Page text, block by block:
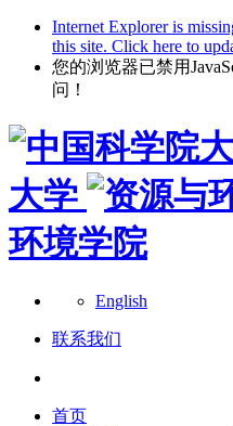
Internet Explorer is
this site. Click here to
您的浏览器已禁用
问！
大学
环境学院
English
联系我们
首页